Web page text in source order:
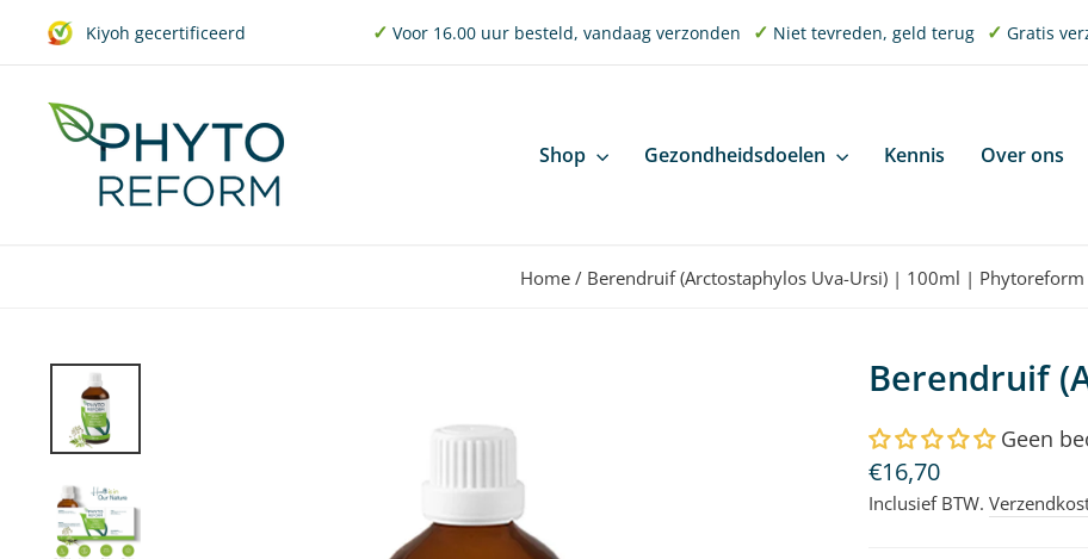
Doorgaan
Diavoorstelling
Kiyoh gecertificeerd ✓ Voor 16.00 uur besteld, vandaag verzonden ✓ Niet tevreden, geld terug ✓ Gratis
Shop Gezondheidsdoelen Kennis Over ons
Home / Berendruif (Arctostaphylos Uva-Ursi) | 100ml | Phytoreform
Berendruif
Geen
Normale
prijs
€16,70
Inclusief BTW.